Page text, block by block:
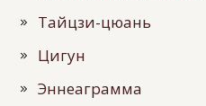
Тайцзи-цюань
Цигун
Эннеаграмма